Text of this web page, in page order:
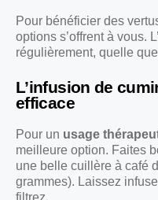
Pour bénéficier des
options s’offrent à vous.
régulièrement, quelle
L’infusion de
efficace
Pour un usage
meilleure option. Faites
une belle cuillère à café
grammes). Laissez
filtrez.